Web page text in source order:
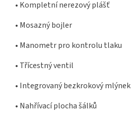
• Kompletní nerezový plášť
• Mosazný bojler
• Manometr pro kontrolu tlaku
• Třícestný ventil
• Integrovaný bezkrokový mlýnek
• Nahřívací plocha šálků